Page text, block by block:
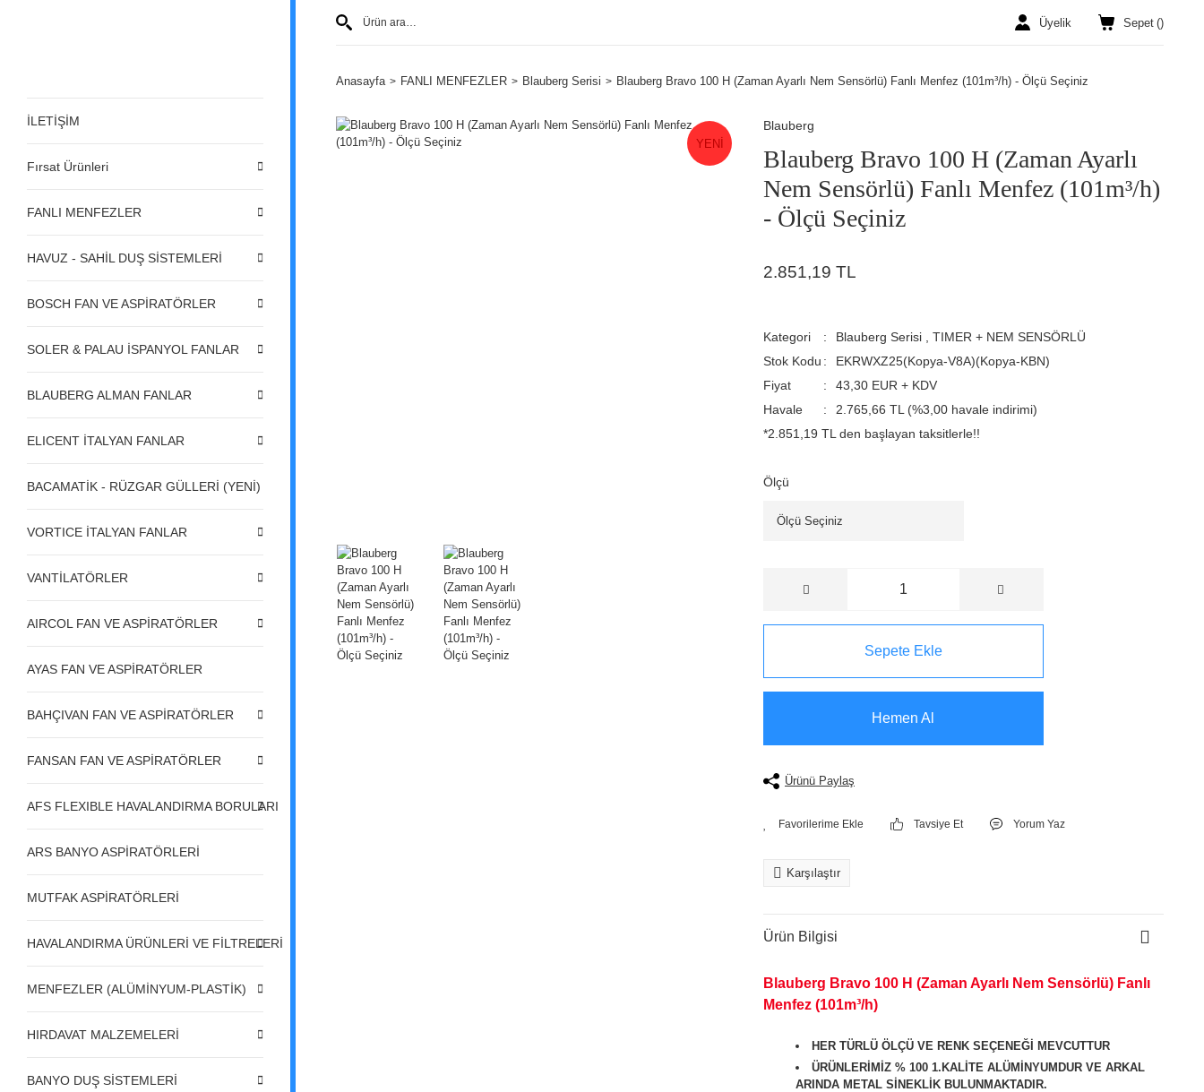
İLETİŞİM
Fırsat Ürünleri
FANLI MENFEZLER
HAVUZ - SAHİL DUŞ SİSTEMLERİ
BOSCH FAN VE ASPİRATÖRLER
SOLER & PALAU İSPANYOL FANLAR
BLAUBERG ALMAN FANLAR
ELICENT İTALYAN FANLAR
BACAMATİK - RÜZGAR GÜLLERİ (YENİ)
VORTICE İTALYAN FANLAR
VANTİLATÖRLER
AIRCOL FAN VE ASPİRATÖRLER
AYAS FAN VE ASPİRATÖRLER
BAHÇIVAN FAN VE ASPİRATÖRLER
FANSAN FAN VE ASPİRATÖRLER
AFS FLEXIBLE HAVALANDIRMA BORULARI
ARS BANYO ASPİRATÖRLERİ
MUTFAK ASPİRATÖRLERİ
HAVALANDIRMA ÜRÜNLERİ VE FİLTRELERİ
MENFEZLER (ALÜMİNYUM-PLASTİK)
HIRDAVAT MALZEMELERİ
BANYO DUŞ SİSTEMLERİ
Üyelik Sepet ()
Anasayfa FANLI MENFEZLER Blauberg Serisi Blauberg Bravo 100 H (Zaman Ayarlı Nem Sensörlü) Fanlı Menfez (101m³/h) - Ölçü Seçiniz
YENİ
Blauberg
Blauberg Bravo 100 H (Zaman Ayarlı
Nem Sensörlü) Fanlı Menfez (101m³/h)
- Ölçü Seçiniz
2.851,19 TL
Kategori Blauberg Serisi ,TIMER + NEM SENSÖRLÜ
Stok Kodu
EKRWXZ25(Kopya-V8A)(Kopya-KBN)
Fiyat
43,30 EUR + KDV
Havale
2.765,66 TL (%3,00 havale indirimi)
*2.851,19 TL den başlayan taksitlerle!!
Ölçü
Sepete Ekle
Hemen Al
Ürünü Paylaş
Tavsiye Et Yorum Yaz
Karşılaştır
Ürün Bilgisi
Blauberg Bravo 100 H (Zaman Ayarlı Nem Sensörlü) Fanlı
Menfez (101m³/h)
HER TÜRLÜ ÖLÇÜ VE RENK SEÇENEĞİ MEVCUTTUR
ÜRÜNLERİMİZ % 100 1.KALİTE ALÜMİNYUMDUR VE ARKAL
ARINDA METAL SİNEKLİK BULUNMAKTADIR.